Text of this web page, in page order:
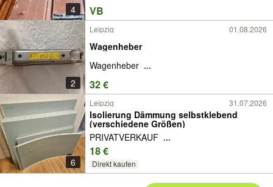
4 VB
2
Leipzig 01.08.2026
Wagenheber
Wagenheber ...
32 €
6
Leipzig 31.07.2026
Isolierung Dämmung selbstklebend
(verschiedene Größen)
PRIVATVERKAUF ...
18 €
Direkt kaufen